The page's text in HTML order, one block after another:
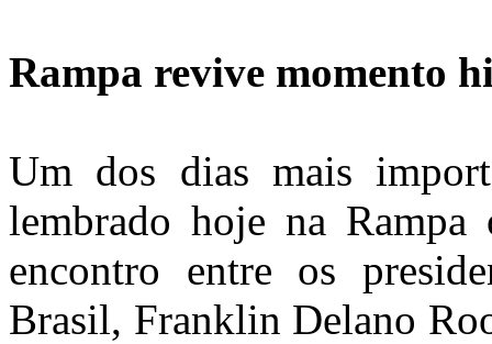
Rampa revive momento
Um dos dias mais
lembrado hoje na Rampa
encontro entre os
Brasil, Franklin Delano